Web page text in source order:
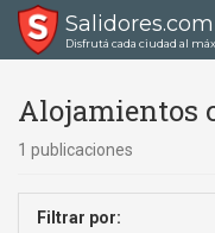
Salidores.com
Disfrutá cada ciudad al
Alojamientos
1 publicaciones
Filtrar por: